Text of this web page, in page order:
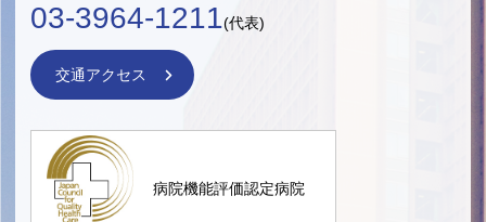
03-3964-1211(代表)
交通アクセス
病院機能評価認定病院